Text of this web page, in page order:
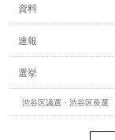
資料
速報
選挙
渋谷区議選・渋谷区長選